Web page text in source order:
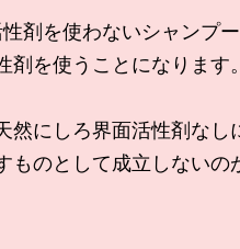
剤を使わないシャンプ
剤を使うことになります
然にしろ界面活性剤なし
ものとして成立しないの